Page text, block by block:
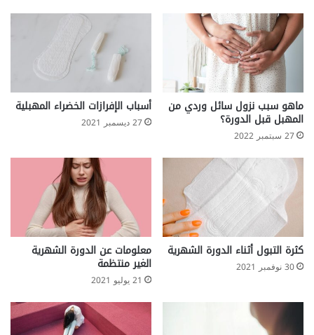
ماهو سبب نزول سائل وردي من
المهبل قبل الدورة؟
27 سبتمبر 2022
أسباب الإفرازات الخضراء المهبلية
27 ديسمبر 2021
كثرة التبول أثناء الدورة الشهرية
30 نوفمبر 2021
معلومات عن الدورة الشهرية
الغير منتظمة
21 يوليو 2021